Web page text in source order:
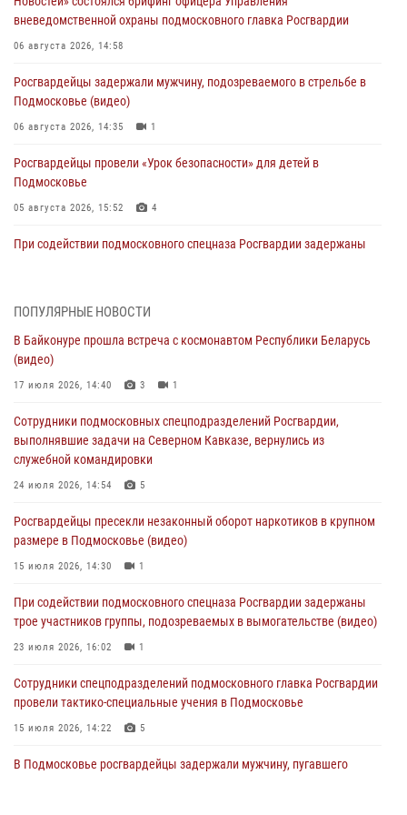
вневедомственной охраны подмосковного главка Росгвардии
06 августа 2026, 14:58
Росгвардейцы задержали мужчину, подозреваемого в стрельбе в
Подмосковье (видео)
06 августа 2026, 14:35 1
Росгвардейцы провели «Урок безопасности» для детей в
Подмосковье
05 августа 2026, 15:52 4
При содействии подмосковного спецназа Росгвардии задержаны
05 августа 2026, 15:48 1
Сотрудники спецподразделения подмосковного главка Росгвардии
отработали навыки огневой подготовки на комплексных учениях
04 августа 2026, 12:21
За прошедший месяц росгвардейцы 7386 раз выезжали по
сигналам «Тревога» с охраняемых объектов в Подмосковье
04 августа 2026, 12:15
(видео)
03 августа 2026, 15:32 1
«семейным подрядом» в Подмосковье (видео)
03 августа 2026, 15:08
ПОПУЛЯРНЫЕ НОВОСТИ
В Байконуре прошла встреча с космонавтом Республики Беларусь
(видео)
17 июля 2026, 14:40 3 1
Сотрудники подмосковных спецподразделений Росгвардии,
выполнявшие задачи на Северном Кавказе, вернулись из
служебной командировки
24 июля 2026, 14:54 5
Росгвардейцы пресекли незаконный оборот наркотиков в крупном
размере в Подмосковье (видео)
15 июля 2026, 14:30 1
При содействии подмосковного спецназа Росгвардии задержаны
трое участников группы, подозреваемых в вымогательстве (видео)
23 июля 2026, 16:02 1
Сотрудники спецподразделений подмосковного главка Росгвардии
провели тактико-специальные учения в Подмосковье
15 июля 2026, 14:22 5
В Подмосковье росгвардейцы задержали мужчину, пугавшего